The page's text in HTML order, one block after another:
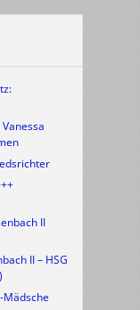
II
II – HSG
Mädsche